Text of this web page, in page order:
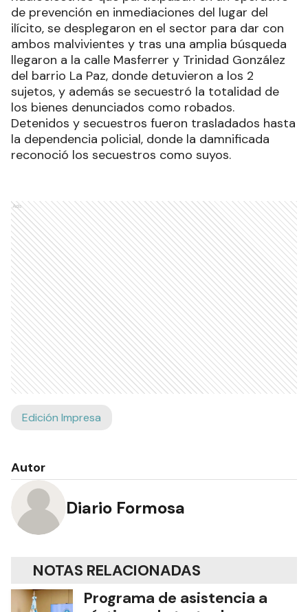
de prevención en inmediaciones del lugar del
ilícito, se desplegaron en el sector para dar con
ambos malvivientes y tras una amplia búsqueda
llegaron a la calle Masferrer y Trinidad González
del barrio La Paz, donde detuvieron a los 2
sujetos, y además se secuestró la totalidad de
los bienes denunciados como robados.
Detenidos y secuestros fueron trasladados hasta
la dependencia policial, donde la damnificada
reconoció los secuestros como suyos.
Ads
Edición Impresa
Autor
Diario Formosa
NOTAS RELACIONADAS
Programa de asistencia a